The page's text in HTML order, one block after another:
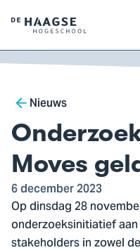
Logo
van
De
Hogeschool,
ga
naar
de
homepagina
Breadcrumb
Nieuws
Moves
6 december 2023
Op dinsdag 28
onderzoeksinitiatief
stakeholders in zowel